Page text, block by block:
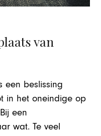
van
een beslissing
in het oneindige op
een
wat. Te veel